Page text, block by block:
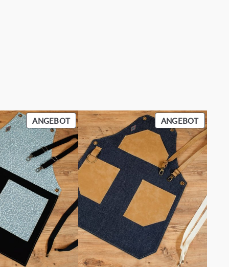
ANGEBOTPRODUKT
IM
ANGEBOT
ANGEBOT
IM